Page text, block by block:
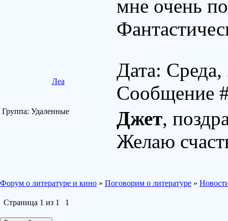
мне очень
Леа
Дата:
Сообщение
Группа: Удаленные Джет,
Желаю
Форум о литературе и кино » Поговорим о литературе »
Страница 1 из 1 1